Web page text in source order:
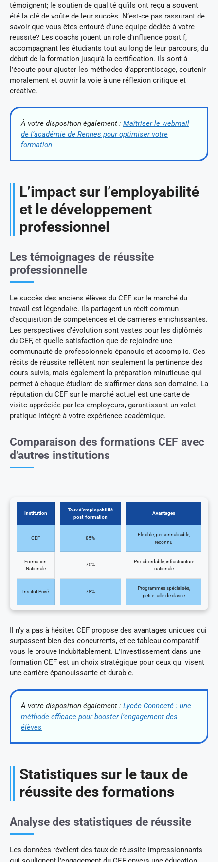
témoignent; le soutien de qualité qu’ils ont reçu a souvent
été la clé de voûte de leur succès. N’est-ce pas rassurant de
savoir que vous êtes entouré d’une équipe dédiée à votre
réussite? Les coachs jouent un rôle d’influence positif,
accompagnant les étudiants tout au long de leur parcours, du
début de la formation jusqu’à la certification. Ils sont à
l’écoute pour ajuster les méthodes d’apprentissage, soutenir
moralement et ouvrir la voie à une réflexion critique et
créative.
À votre disposition également : Maîtriser le webmail
de l’académie de Rennes pour optimiser votre
formation
L’impact sur l’employabilité
et le développement
professionnel
Les témoignages de réussite
professionnelle
Le succès des anciens élèves du CEF sur le marché du
travail est légendaire. Ils partagent un récit commun
d’acquisition de compétences et de carrières enrichissantes.
Les perspectives d’évolution sont vastes pour les diplômés
du CEF, et quelle satisfaction que de rejoindre une
communauté de professionnels épanouis et accomplis. Ces
récits de réussite reflètent non seulement la pertinence des
cours suivis, mais également la préparation minutieuse qui
permet à chaque étudiant de s’affirmer dans son domaine. La
réputation du CEF sur le marché actuel est une carte de
visite appréciée par les employeurs, garantissant un volet
pratique intégré à votre expérience académique.
Comparaison des formations CEF avec
d’autres institutions
Institution
Taux d’employabilité
post-formation
Avantages
CEF 85%
Flexible, personnalisable,
reconnu
Formation
Nationale
70%
Prix abordable, infrastructure
nationale
Institut Privé 78%
Programmes spécialisés,
petite taille de classe
Il n’y a pas à hésiter, CEF propose des avantages uniques qui
surpassent bien des concurrents, et ce tableau comparatif
vous le prouve indubitablement. L’investissement dans une
formation CEF est un choix stratégique pour ceux qui visent
une carrière épanouissante et durable.
À votre disposition également : Lycée Connecté : une
méthode efficace pour booster l’engagement des
élèves
Statistiques sur le taux de
réussite des formations
Analyse des statistiques de réussite
Les données révèlent des taux de réussite impressionnants